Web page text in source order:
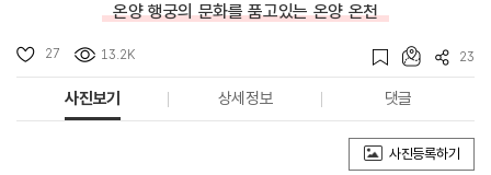
온양 행궁의 문화를 품고있는 온양 온천
27 13.2K 23
사진보기 상세정보 댓글
사진등록하기